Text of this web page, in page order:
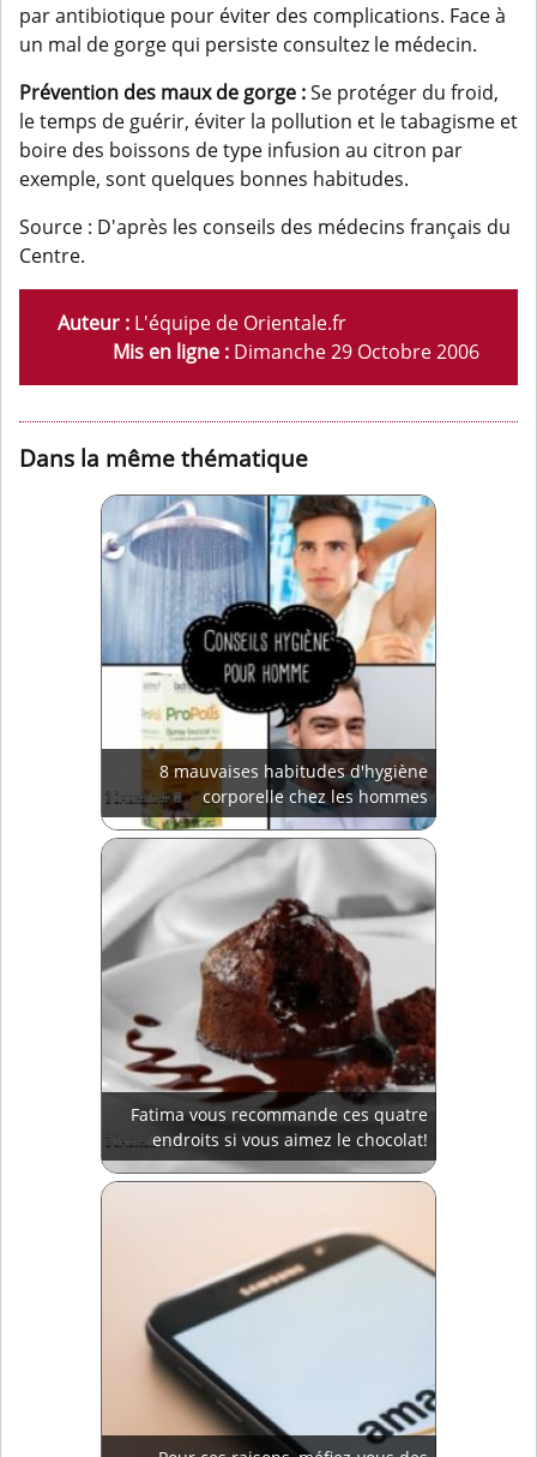
par antibiotique pour éviter des complications. Face à
un mal de gorge qui persiste consultez le médecin.
Prévention des maux de gorge :Se protéger du froid,
le temps de guérir, éviter la pollution et le tabagisme et
boire des boissons de type infusion au citron par
exemple, sont quelques bonnes habitudes.
Source : D'après les conseils des médecins français du
Centre.
Auteur : L'équipe de Orientale.fr
Mis en ligne : Dimanche 29 Octobre 2006
Dans la même thématique
8 mauvaises habitudes d'hygiène
corporelle chez les hommes
Fatima vous recommande ces quatre
endroits si vous aimez le chocolat!